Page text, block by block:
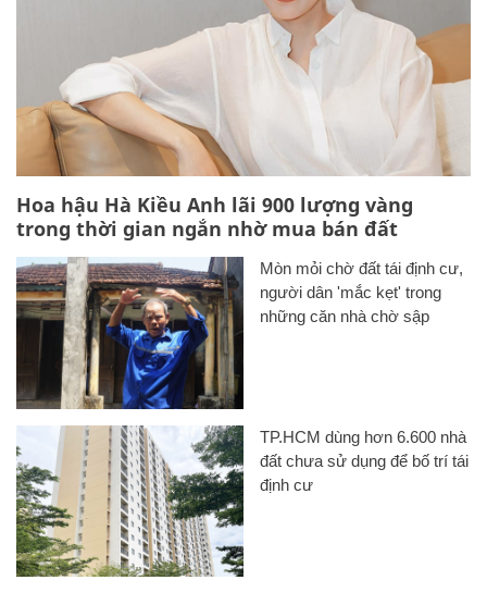
Hoa hậu Hà Kiều Anh lãi 900 lượng vàng
trong thời gian ngắn nhờ mua bán đất
Mòn mỏi chờ đất tái định cư,
người dân 'mắc kẹt' trong
những căn nhà chờ sập
TP.HCM dùng hơn 6.600 nhà
đất chưa sử dụng để bố trí tái
định cư